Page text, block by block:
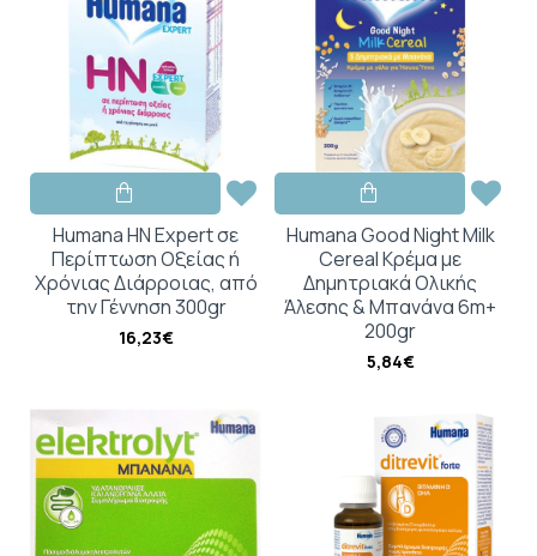
Humana HN Expert σε
Περίπτωση Οξείας ή
Χρόνιας Διάρροιας, από
την Γέννηση 300gr
16,23€
Humana Good Night Milk
Cereal Κρέμα με
Δημητριακά Ολικής
Άλεσης & Μπανάνα 6m+
200gr
5,84€